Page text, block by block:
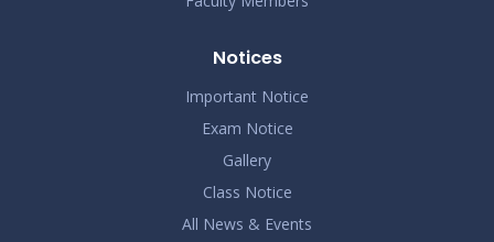
Notices
Important Notice
Exam Notice
Gallery
Class Notice
All News & Events